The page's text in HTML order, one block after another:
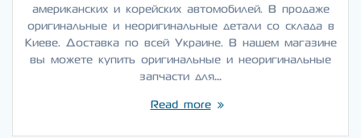
американских и корейских автомобилей. В продаже
оригинальные и неоригинальные детали со склада в
Киеве. Доставка по всей Украине. В нашем магазине
вы можете купить оригинальные и неоригинальные
запчасти для…
Read more